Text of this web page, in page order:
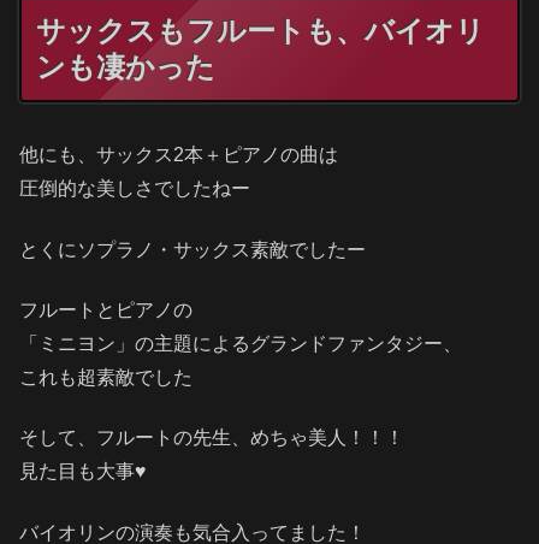
サックスもフルートも、バイオリ
ンも凄かった
他にも、サックス2本＋ピアノの曲は
圧倒的な美しさでしたねー
とくにソプラノ・サックス素敵でしたー
フルートとピアノの
「ミニヨン」の主題によるグランドファンタジー、
これも超素敵でした
そして、フルートの先生、めちゃ美人！！！
見た目も大事♥
バイオリンの演奏も気合入ってました！